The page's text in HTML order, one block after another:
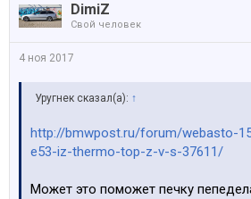
DimiZ
Свой человек
4 ноя 2017
Уругнек сказал(а): ↑
http://bmwpost.ru/forum/webasto-
e53-iz-thermo-top-z-v-s-37611/
Может это поможет печку